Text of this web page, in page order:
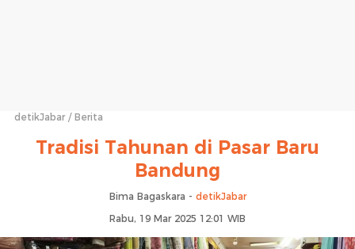
detikJabar Berita
Tradisi Tahunan di Pasar Baru
Bandung
Bima Bagaskara - detikJabar
Rabu, 19 Mar 2025 12:01 WIB